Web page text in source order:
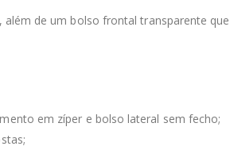
além de um bolso frontal transparente
em zíper e bolso lateral sem fecho;